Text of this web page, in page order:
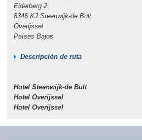
Eiderberg 2
8346 KJ Steenwijk-de Bult
Overijssel
Países Bajos
Descripción de ruta
Hotel Steenwijk-de Bult
Hotel Overijssel
Hotel Overijssel